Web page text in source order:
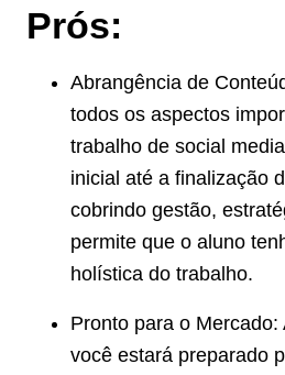
Prós:
Abrangência de
todos os aspectos
trabalho de social
inicial até a finalização
cobrindo gestão,
permite que o aluno
holística do trabalho.
Pronto para o Mercado:
você estará preparado